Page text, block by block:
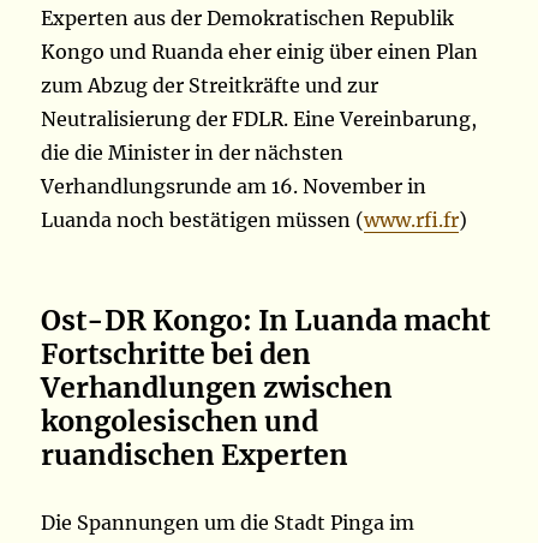
Experten aus der Demokratischen Republik
Kongo und Ruanda eher einig über einen Plan
zum Abzug der Streitkräfte und zur
Neutralisierung der FDLR. Eine Vereinbarung,
die die Minister in der nächsten
Verhandlungsrunde am 16. November in
Luanda noch bestätigen müssen (www.rfi.fr)
Ost-DR Kongo: In Luanda macht
Fortschritte bei den
Verhandlungen zwischen
kongolesischen und
ruandischen Experten
Die Spannungen um die Stadt Pinga im